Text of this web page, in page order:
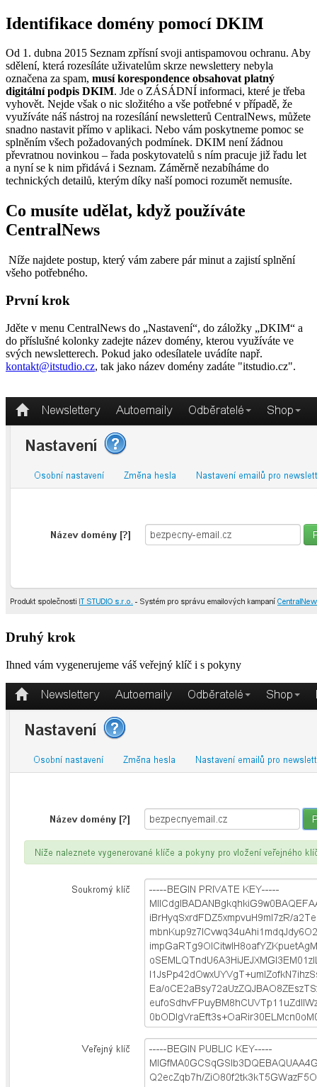
Identifikace domény pomocí DKIM
Od 1. dubna 2015 Seznam zpřísní svoji antispamovou ochranu. Aby
sdělení, která rozesíláte uživatelům skrze newslettery nebyla
označena za spam, musí korespondence obsahovat platný
digitální podpis DKIM. Jde o ZÁSÁDNÍ informaci, které je třeba
vyhovět. Nejde však o nic složitého a vše potřebné v případě, že
využíváte náš nástroj na rozesílání newsletterů CentralNews, můžete
snadno nastavit přímo v aplikaci. Nebo vám poskytneme pomoc se
splněním všech požadovaných podmínek. DKIM není žádnou
převratnou novinkou – řada poskytovatelů s ním pracuje již řadu let
a nyní se k nim přidává i Seznam. Záměrně nezabíháme do
technických detailů, kterým díky naší pomoci rozumět nemusíte.
Co musíte udělat, když používáte
CentralNews
Níže najdete postup, který vám zabere pár minut a zajistí splnění
všeho potřebného.
První krok
Jděte v menu CentralNews do „Nastavení“, do záložky „DKIM“ a
do příslušné kolonky zadejte název domény, kterou využíváte ve
svých newsletterech. Pokud jako odesílatele uvádíte např.
kontakt@itstudio.cz, tak jako název domény zadáte "itstudio.cz".
Druhý krok
Ihned vám vygenerujeme váš veřejný klíč i s pokyny